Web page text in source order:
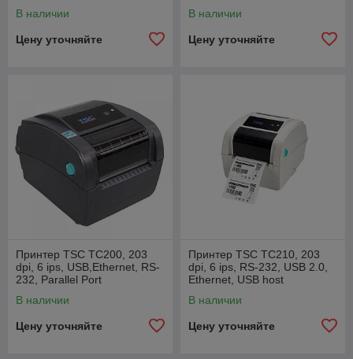
В наличии
Цену уточняйте
В наличии
Цену уточняйте
Принтер TSC TС200, 203
dpi, 6 ips, USB,Ethernet, RS-
232, Parallel Port
В наличии
Цену уточняйте
Принтер TSC TC210, 203
dpi, 6 ips, RS-232, USB 2.0,
Ethernet, USB host
В наличии
Цену уточняйте